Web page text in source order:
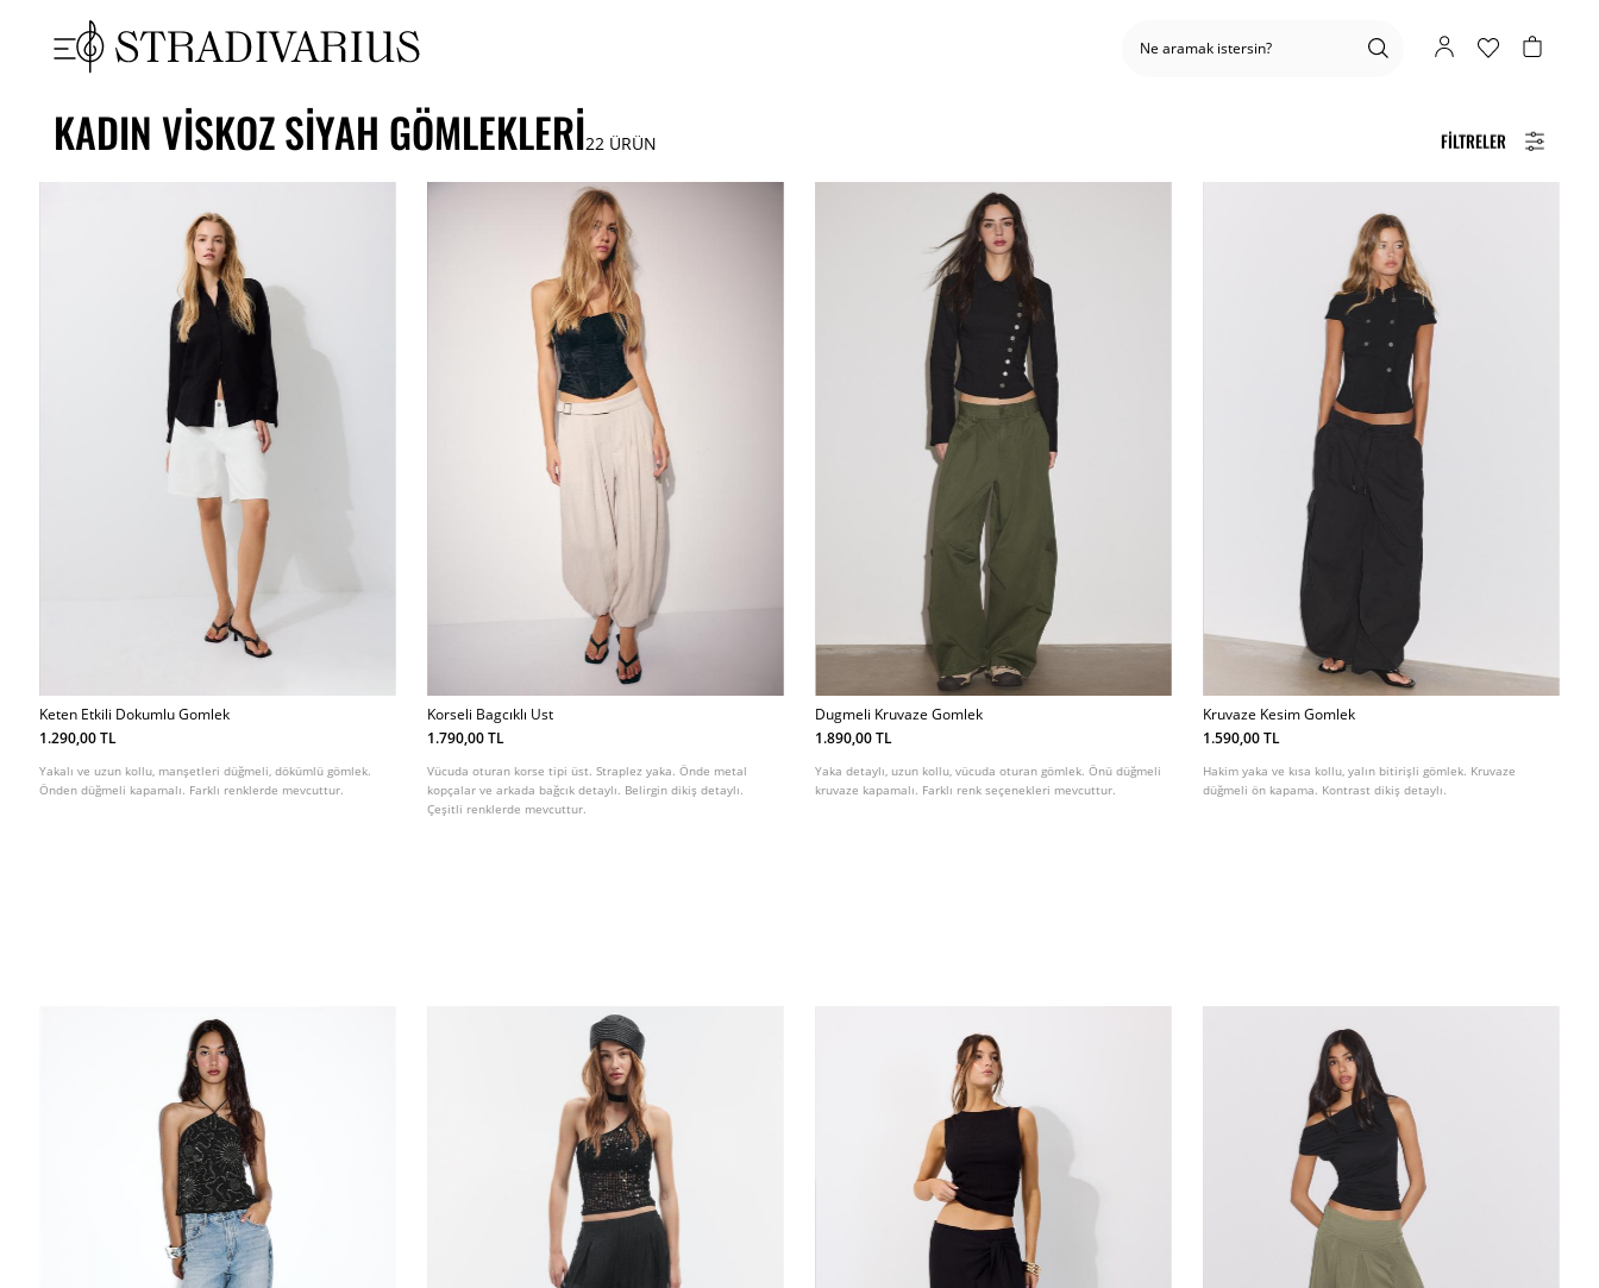
FILTRELER
KADIN VISKOZ SIYAH GÖMLEKLERI22 ÜRÜN
Keten Etkili Dokumlu Gomlek
1.290,00 TL
Yakalı ve uzun kollu, manşetleri düğmeli, dökümlü gömlek.
Önden düğmeli kapamalı. Farklı renklerde mevcuttur.
Korseli Bagcıklı Ust
1.790,00 TL
Vücuda oturan korse tipi üst. Straplez yaka. Önde metal
kopçalar ve arkada bağcık detaylı. Belirgin dikiş detaylı.
Çeşitli renklerde mevcuttur.
Dugmeli Kruvaze Gomlek
1.890,00 TL
Yaka detaylı, uzun kollu, vücuda oturan gömlek. Önü düğmeli
kruvaze kapamalı. Farklı renk seçenekleri mevcuttur.
Kruvaze Kesim Gomlek
1.590,00 TL
Hakim yaka ve kısa kollu, yalın bitirişli gömlek. Kruvaze
düğmeli ön kapama. Kontrast dikiş detaylı.